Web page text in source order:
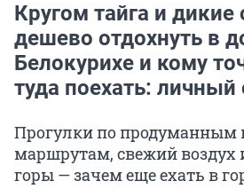
Кругом тайга и дикие
дешево отдохнуть в
Белокурихе и кому
туда поехать:
Прогулки по продуманным
маршрутам, свежий воздух
горы — зачем еще ехать в